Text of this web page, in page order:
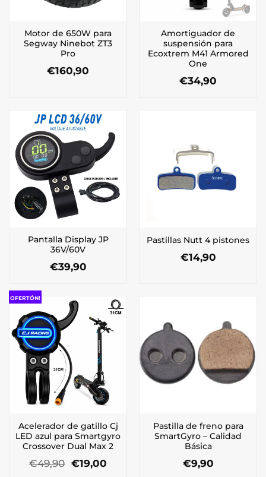
Motor de 650W para
Segway Ninebot ZT3
Pro
€160,90
Amortiguador de
suspensión para
Ecoxtrem M41 Armored
One
€34,90
Pantalla Display JP
36V/60V
€39,90
Pastillas Nutt 4 pistones
€14,90
OFERTÓN!
Acelerador de gatillo Cj
LED azul para Smartgyro
Crossover Dual Max 2
€49,90 El
precio
€19,00El
Pastilla de freno para
SmartGyro – Calidad
Básica
€9,90